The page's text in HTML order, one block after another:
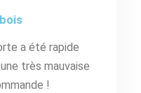
a été rapide
très mauvaise
!